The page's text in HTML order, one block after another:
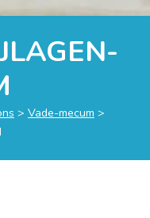
> Vade-mecum >